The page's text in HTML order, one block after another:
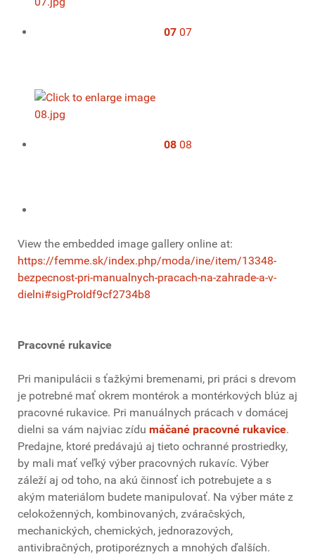
07 07
08 08
View the embedded image gallery online at:
https://femme.sk/index.php/moda/ine/item/13348-
bezpecnost-pri-manualnych-pracach-na-zahrade-a-v-
dielni#sigProIdf9cf2734b8
Pracovné rukavice
Pri manipulácii s ťažkými bremenami, pri práci s drevom
je potrebné mať okrem montérok a montérkových blúz aj
pracovné rukavice. Pri manuálnych prácach v domácej
dielni sa vám najviac zídu máčané pracovné rukavice.
Predajne, ktoré predávajú aj tieto ochranné prostriedky,
by mali mať veľký výber pracovných rukavíc. Výber
záleží aj od toho, na akú činnosť ich potrebujete a s
akým materiálom budete manipulovať. Na výber máte z
celokoženných, kombinovaných, zváračských,
mechanických, chemických, jednorazových,
antivibračných, protiporéznych a mnohých ďalších.